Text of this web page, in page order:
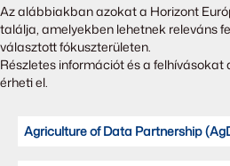
Az alábbiakban azokat a Horizont
találja, amelyekben lehetnek releváns
választott fókuszterületen.
Részletes információt és a
érheti el.
Agriculture of Data Partnership